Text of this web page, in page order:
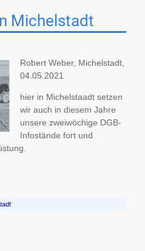
Michelstadt
Robert Weber, Michelstadt,
04.05.2021
hier in Michelstaadt setzen
wir auch in diesem Jahre
unsere zweiwöchige DGB-
Infostände fort und